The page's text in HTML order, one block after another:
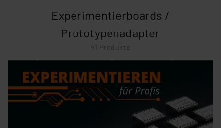
Experimentierboards /
Prototypenadapter
41 Produkte